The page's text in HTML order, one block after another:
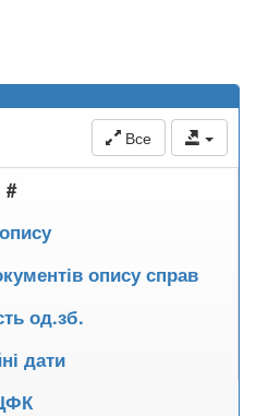
Все
#
опису справ
од.зб.
дати